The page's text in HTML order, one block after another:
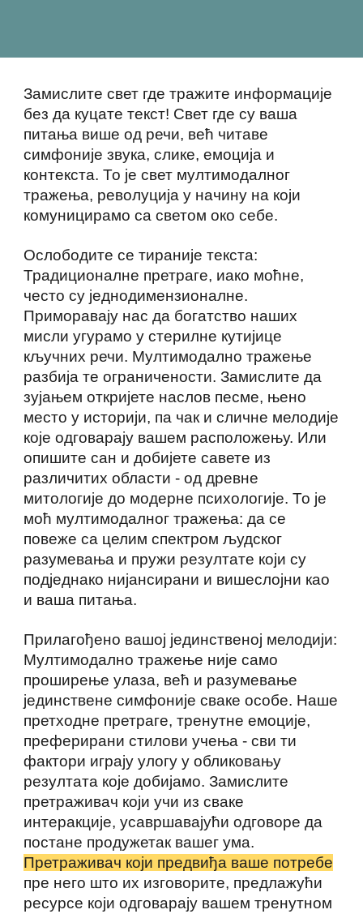
Замислите свет где тражите информације
без да куцате текст! Свет где су ваша
питања више од речи, већ читаве
симфоније звука, слике, емоција и
контекста. То је свет мултимодалног
тражења, револуција у начину на који
комуницирамо са светом око себе.
Ослободите се тираније текста:
Традиционалне претраге, иако моћне,
често су једнодимензионалне.
Приморавају нас да богатство наших
мисли угурамо у стерилне кутијице
кључних речи. Мултимодално тражење
разбија те ограничености. Замислите да
зујањем откријете наслов песме, њено
место у историји, па чак и сличне мелодије
које одговарају вашем расположењу. Или
опишите сан и добијете савете из
различитих области - од древне
митологије до модерне психологије. То је
моћ мултимодалног тражења: да се
повеже са целим спектром људског
разумевања и пружи резултате који су
подједнако нијансирани и вишеслојни као
и ваша питања.
Прилагођено вашој јединственој мелодији:
Мултимодално тражење није само
проширење улаза, већ и разумевање
јединствене симфоније сваке особе. Наше
претходне претраге, тренутне емоције,
преферирани стилови учења - сви ти
фактори играју улогу у обликовању
резултата које добијамо. Замислите
претраживач који учи из сваке
интеракције, усавршавајући одговоре да
постане продужетак вашег ума.
Претраживач који предвиђа ваше потребе
пре него што их изговорите, предлажући
ресурсе који одговарају вашем тренутном